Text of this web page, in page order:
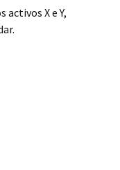
activos X e Y,